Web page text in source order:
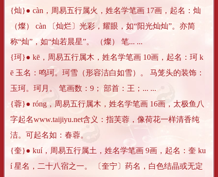
{灿}● càn，周易五行属火，姓名学笔画 17画，起名：灿
（燦） càn 〔灿烂〕光彩，耀眼，如“阳光灿灿”。亦简
称“灿”，如“灿若晨星”。 （燦） 笔... ...
{珂}● kē，周易五行属木，姓名学笔画 10画，起名：珂 k
ē 玉名：鸣珂。珂雪（形容洁白如雪）。 马笼头的装饰：
玉珂。珂月。 笔画数：9； 部首：王；... ...
{蓉}● róng，周易五行属木，姓名学笔画 16画，太极鱼八
字起名www.taijiyu.net含义：指芙蓉，像荷花一样清香纯
洁。可起名如：春蓉。
{奎}● kuí，周易五行属土，姓名学笔画 9画，起名：奎 ku
í 星名，二十八宿之一。 〔奎宁〕药名，白色结晶或无定